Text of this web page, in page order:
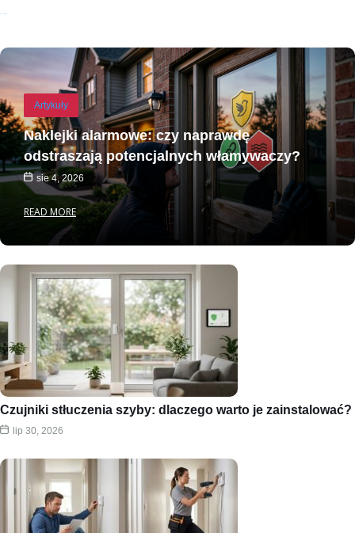
Artykuły
Naklejki alarmowe: czy naprawdę
odstraszają potencjalnych włamywaczy?
sie 4, 2026
READ MORE
Czujniki stłuczenia szyby: dlaczego warto je zainstalować?
lip 30, 2026